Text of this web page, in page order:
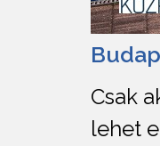
Csak
lehet